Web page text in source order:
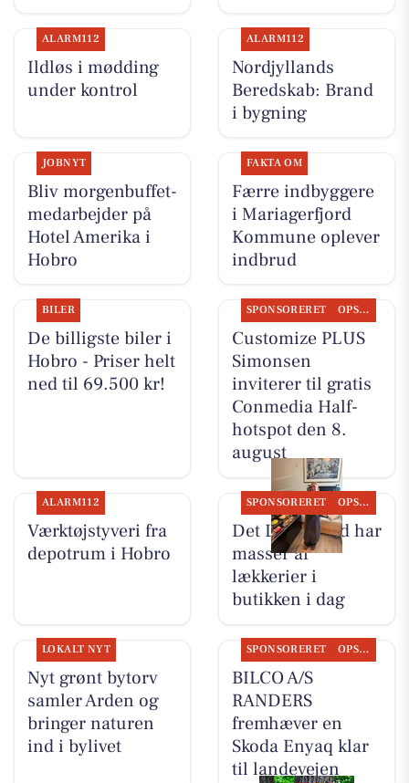
ALARM112
Ildløs i mødding
under kontrol
ALARM112
Nordjyllands
Beredskab: Brand
i bygning
JOBNYT
Bliv morgenbuffet-
medarbejder på
Hotel Amerika i
Hobro
FAKTA OM
Færre indbyggere
i Mariagerfjord
Kommune oplever
indbrud
BILER
De billigste biler i
Hobro - Priser helt
ned til 69.500 kr!
SPONSORERET OPSLAGSTAVLEN
Customize PLUS
Simonsen
inviterer til gratis
Conmedia Half-
hotspot den 8.
august
ALARM112
Værktøjstyveri fra
depotrum i Hobro
SPONSORERET OPSLAGSTAVLEN
Det Lune Brød har
masser af
lækkerier i
butikken i dag
LOKALT NYT
Nyt grønt bytorv
samler Arden og
bringer naturen
ind i bylivet
SPONSORERET OPSLAGSTAVLEN
BILCO A/S
RANDERS
fremhæver en
Skoda Enyaq klar
til landevejen